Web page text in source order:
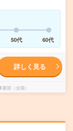
50代 60代
詳しく見る
部（全国）